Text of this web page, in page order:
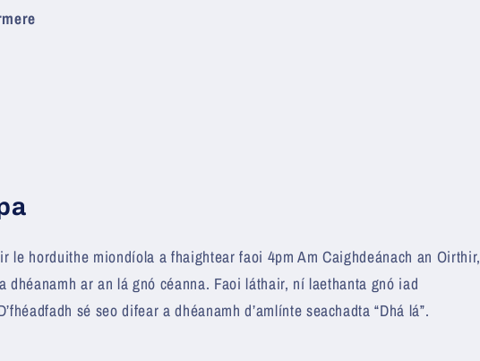
le horduithe miondíola a fhaightear faoi 4pm Am Caighdeánach an Oirthir,
ar an lá gnó céanna. Faoi láthair, ní laethanta gnó iad
sé seo difear a dhéanamh d’amlínte seachadta “Dhá lá”.